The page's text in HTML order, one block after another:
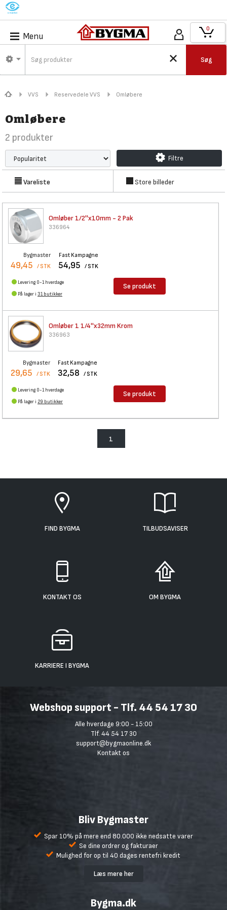
M
Menu
Søg
0
VVS Reservedele VVS Omløbere
Omløbere
2 produkter
Filtre
Vareliste Store billeder
Omløber 1/2''x10mm - 2 Pak
336964
Bygmaster
49,45 / STK
Fast Kampagne
54,95 / STK
Levering 0-1 hverdage
På lager i 31 butikker
Se produkt
Omløber 1 1/4''x32mm Krom
336963
Bygmaster
29,65 / STK
Fast Kampagne
32,58 / STK
Levering 0-1 hverdage
På lager i 29 butikker
Se produkt
1
FIND BYGMA TILBUDSAVISER
KONTAKT OS OM BYGMA
KARRIERE I BYGMA
Webshop support - Tlf. 44 54 17 30
Alle hverdage 9:00 - 15:00
Tlf. 44 54 17 30
support@bygmaonline.dk
Kontakt os
Bliv Bygmaster
Spar 10% på mere end 80.000 ikke nedsatte varer
Se dine ordrer og fakturaer
Mulighed for op til 40 dages rentefri kredit
Læs mere her
Bygma.dk